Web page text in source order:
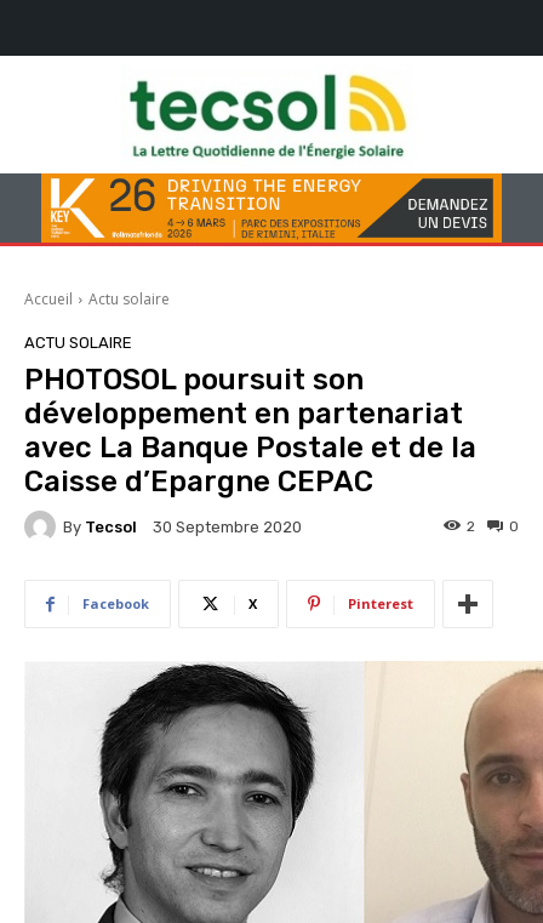
Accueil Actu solaire
ACTU SOLAIRE
PHOTOSOL poursuit son
développement en partenariat
avec La Banque Postale et de la
Caisse d’Epargne CEPAC
By Tecsol 30 Septembre 2020 0
2
Facebook X Pinterest